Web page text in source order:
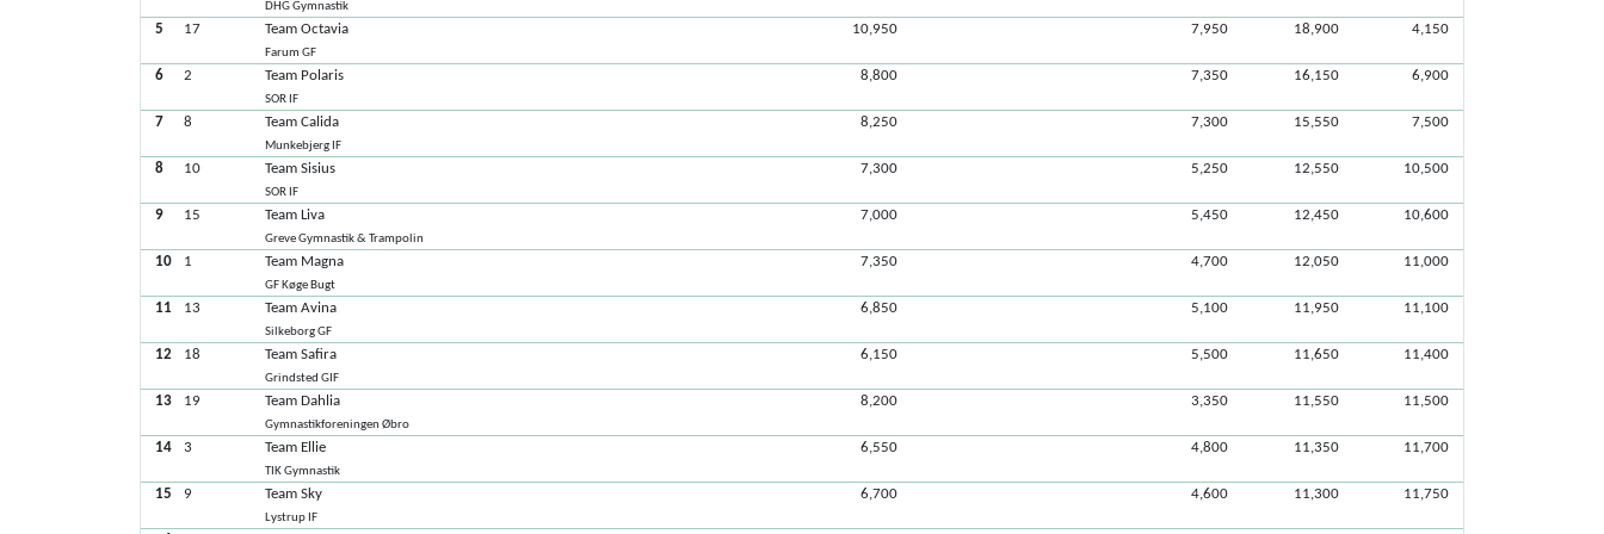
DHG Gymnastik
5 17 Team Octavia
Farum GF
10,950 7,950 18,900 4,150
6 2 Team Polaris
SOR IF
8,800 7,350 16,150 6,900
7 8 Team Calida
Munkebjerg IF
8,250 7,300 15,550 7,500
8 10 Team Sisius
SOR IF
7,300 5,250 12,550 10,500
9 15 Team Liva
Greve Gymnastik & Trampolin
7,000 5,450 12,450 10,600
10 1 Team Magna
GF Køge Bugt
7,350 4,700 12,050 11,000
11 13 Team Avina
Silkeborg GF
6,850 5,100 11,950 11,100
12 18 Team Safira
Grindsted GIF
6,150 5,500 11,650 11,400
13 19 Team Dahlia
Gymnastikforeningen Øbro
8,200 3,350 11,550 11,500
14 3 Team Ellie
TIK Gymnastik
6,550 4,800 11,350 11,700
15 9 Team Sky
Lystrup IF
6,700 4,600 11,300 11,750